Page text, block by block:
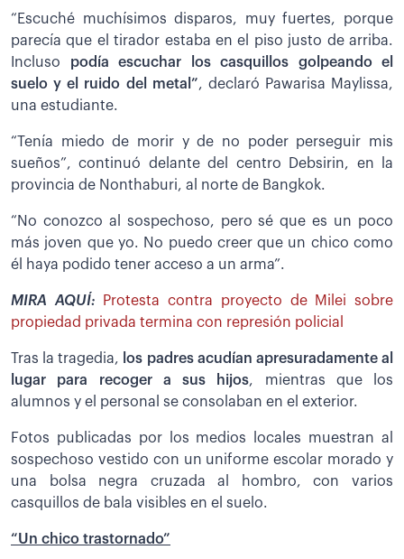
“Escuché muchísimos disparos, muy fuertes, porque
parecía que el tirador estaba en el piso justo de arriba.
Incluso podía escuchar los casquillos golpeando el
suelo y el ruido del metal”, declaró Pawarisa Maylissa,
una estudiante.
“Tenía miedo de morir y de no poder perseguir mis
sueños”, continuó delante del centro Debsirin, en la
provincia de Nonthaburi, al norte de Bangkok.
“No conozco al sospechoso, pero sé que es un poco
más joven que yo. No puedo creer que un chico como
él haya podido tener acceso a un arma”.
MIRA AQUÍ:
Protesta contra proyecto de Milei sobre
propiedad privada termina con represión policial
Tras la tragedia, los padres acudían apresuradamente al
lugar para recoger a sus hijos, mientras que los
alumnos y el personal se consolaban en el exterior.
Fotos publicadas por los medios locales muestran al
sospechoso vestido con un uniforme escolar morado y
una bolsa negra cruzada al hombro, con varios
casquillos de bala visibles en el suelo.
“Un chico trastornado”